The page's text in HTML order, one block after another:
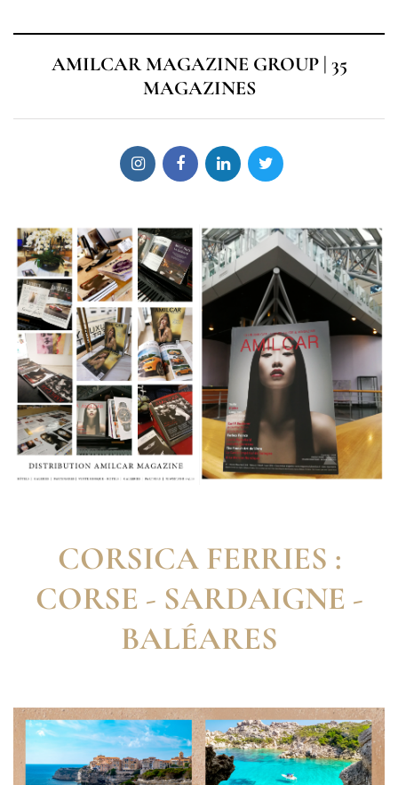
AMILCAR MAGAZINE GROUP | 35
MAGAZINES
CORSICA FERRIES :
CORSE - SARDAIGNE -
BALÉARES